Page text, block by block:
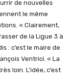
de nouvelles
le même
« Clairement,
de la Ligue 3 à
: c’est le maire de
Ventrici. « La
loin. L’idée, c’est